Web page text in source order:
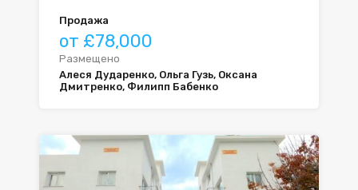
Продажа
от £78,000
Размещено
Алеся Дударенко, Ольга Гузь, Оксана
Дмитренко, Филипп Бабенко